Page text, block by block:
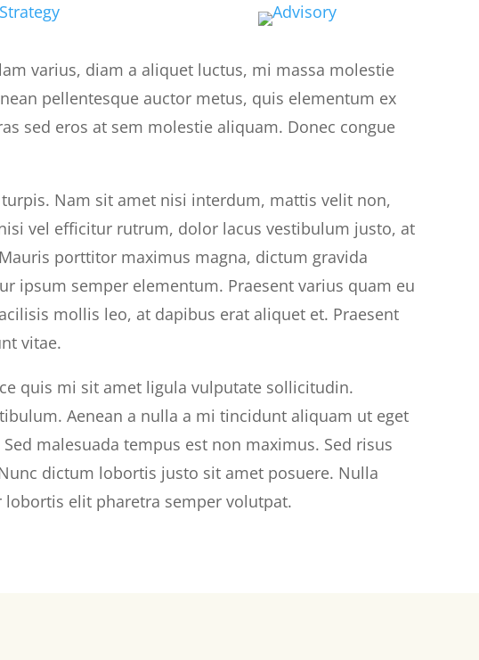
varius, diam a aliquet luctus, mi massa molestie
pellentesque auctor metus, quis elementum ex
sed eros at sem molestie aliquam. Donec congue
Nam sit amet nisi interdum, mattis velit non,
vel efficitur rutrum, dolor lacus vestibulum justo, at
porttitor maximus magna, dictum gravida
ipsum semper elementum. Praesent varius quam eu
mollis leo, at dapibus erat aliquet et. Praesent
vitae.
quis mi sit amet ligula vulputate sollicitudin.
Aenean a nulla a mi tincidunt aliquam ut eget
malesuada tempus est non maximus. Sed risus
dictum lobortis justo sit amet posuere. Nulla
elit pharetra semper volutpat.